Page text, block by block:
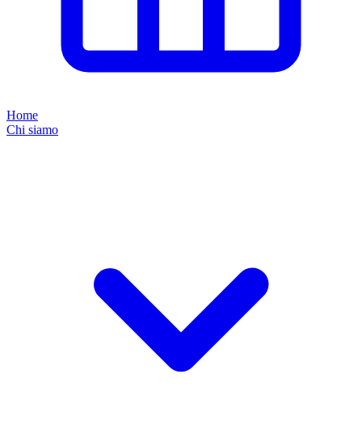
Home
Chi siamo